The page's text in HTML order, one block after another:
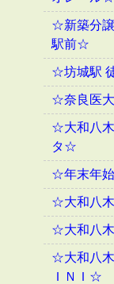
☆新築分
駅前☆
☆坊城駅
☆奈良医
☆大和八
タ☆
☆年末年
☆大和八
☆大和八
☆大和八木
ＩＮＩ☆